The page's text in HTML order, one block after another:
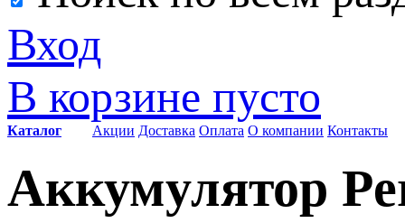
Вход
В корзине пусто
Каталог Акции Доставка Оплата О компании Контакты
Аккумулятор